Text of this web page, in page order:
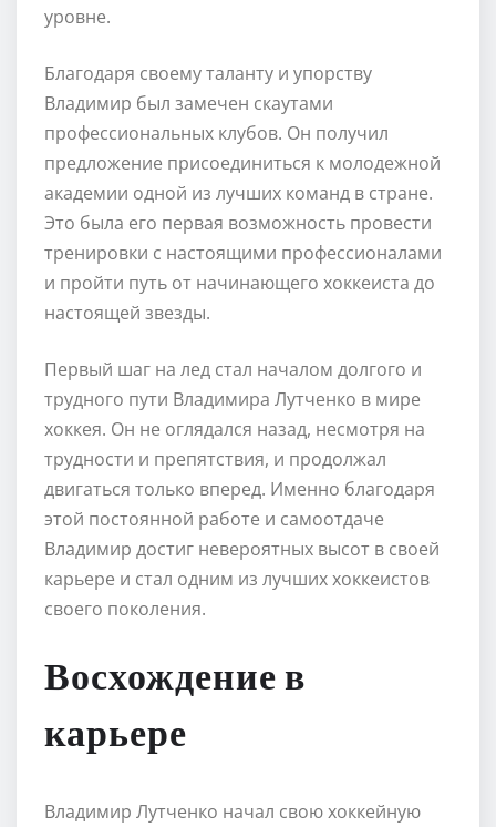
уровне.
Благодаря своему таланту и упорству
Владимир был замечен скаутами
профессиональных клубов. Он получил
предложение присоединиться к молодежной
академии одной из лучших команд в стране.
Это была его первая возможность провести
тренировки с настоящими профессионалами
и пройти путь от начинающего хоккеиста до
настоящей звезды.
Первый шаг на лед стал началом долгого и
трудного пути Владимира Лутченко в мире
хоккея. Он не оглядался назад, несмотря на
трудности и препятствия, и продолжал
двигаться только вперед. Именно благодаря
этой постоянной работе и самоотдаче
Владимир достиг невероятных высот в своей
карьере и стал одним из лучших хоккеистов
своего поколения.
Восхождение в
карьере
Владимир Лутченко начал свою хоккейную